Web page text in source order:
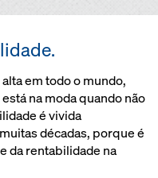
em todo o mundo,
na moda quando não
é vivida
décadas, porque é
da rentabilidade na